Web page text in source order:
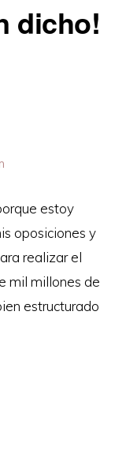
dicho!
estoy
oposiciones y
realizar el
mil millones de
estructurado